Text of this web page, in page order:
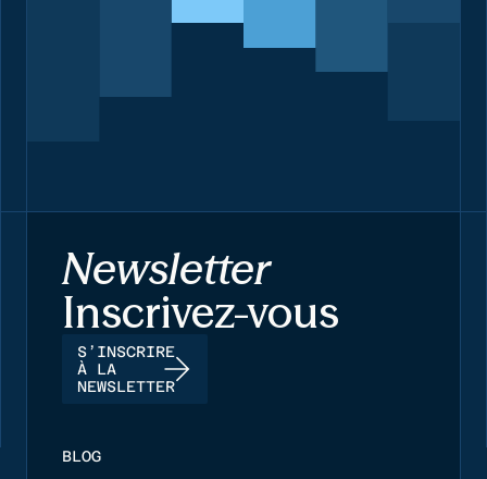
Newsletter
Inscrivez-vous
S’INSCRIRE
À LA
NEWSLETTER
BLOG